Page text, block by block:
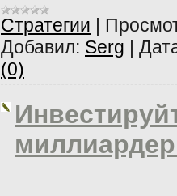
Cтратегии |
Добавил: Serg |
(0)